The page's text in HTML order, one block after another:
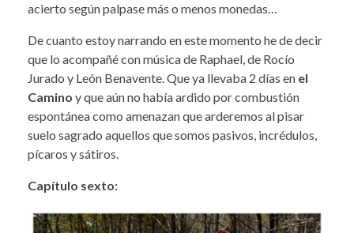
acierto según palpase más o menos monedas…
De cuanto estoy narrando en este momento he de decir
que lo acompañé con música de Raphael, de Rocío
Jurado y León Benavente. Que ya llevaba 2 días en el
Camino y que aún no había ardido por combustión
espontánea como amenazan que arderemos al pisar
suelo sagrado aquellos que somos pasivos, incrédulos,
pícaros y sátiros.
Capítulo sexto: